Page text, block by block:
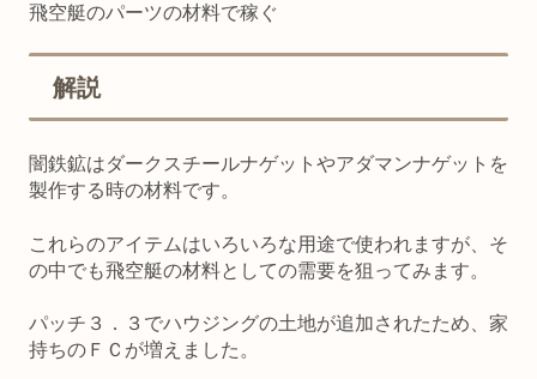
飛空艇のパーツの材料で稼ぐ
解説
闇鉄鉱はダークスチールナゲットやアダマンナゲットを
製作する時の材料です。
これらのアイテムはいろいろな用途で使われますが、そ
の中でも飛空艇の材料としての需要を狙ってみます。
パッチ３．３でハウジングの土地が追加されたため、家
持ちのＦＣが増えました。